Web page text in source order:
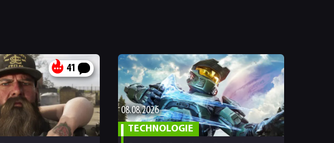
41
08.08.2026
TECHNOLOGIE